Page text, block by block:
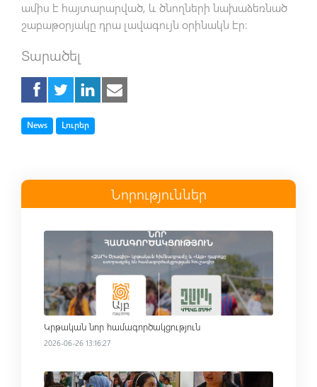
ամիս է հայտարարված, և ծնողների նախաձեռնած
շաբաթօրյակը դրա լավագույն օրինակն էր։
Տարածել
TagNews TagԼուրեր
Նորություններ
Read more
Կրթական նոր համագործակցություն
2026-06-26 13:16:27
Read more